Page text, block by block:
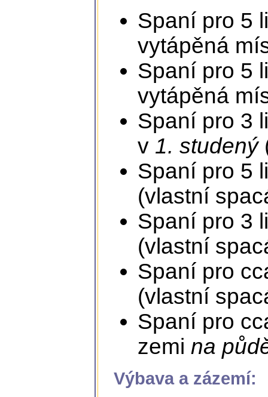
Spaní pro 5
vytápěná
Spaní pro 5
vytápěná
Spaní pro 3
v 1. studený
Spaní pro 5
(vlastní
Spaní pro 3
(vlastní
Spaní pro
(vlastní
Spaní pro
zemi na
Výbava a zázemí: